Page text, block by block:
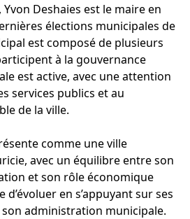
Deshaies est le maire en
élections municipales de
est composé de plusieurs
à la gouvernance
est active, avec une attention
services publics et au
de la ville.
comme une ville
avec un équilibre entre son
et son rôle économique
en s’appuyant sur ses
administration municipale.